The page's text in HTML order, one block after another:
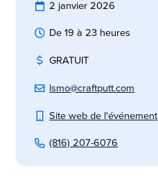
2 janvier 2026
De 19 à 23 heures
GRATUIT
lsmo@craftputt.com
Site web de l'événement
(816) 207-6076